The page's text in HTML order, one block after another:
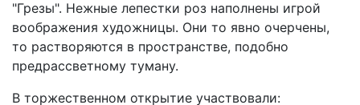
"Грезы". Нежные лепестки роз наполнены игрой
воображения художницы. Они то явно очерчены,
то растворяются в пространстве, подобно
предрассветному туману.
В торжественном открытие участвовали: